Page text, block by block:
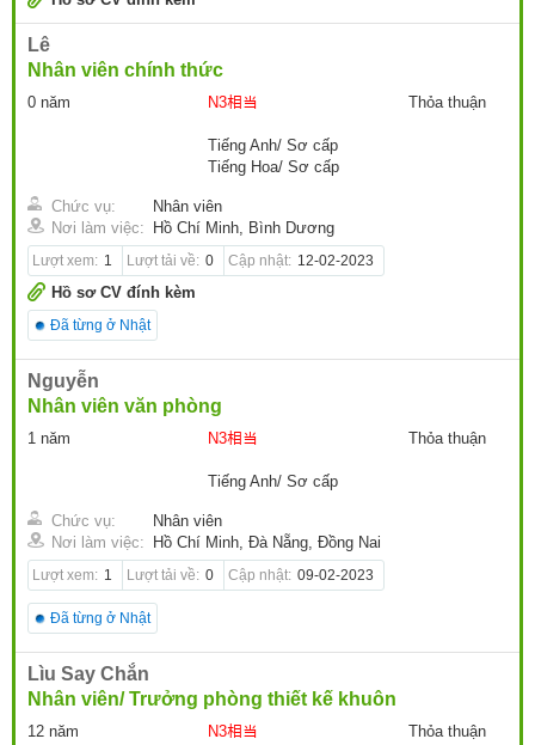
Lê
Nhân viên chính thức
0 năm N3相当
Tiếng Anh/ Sơ cấp
Tiếng Hoa/ Sơ cấp
Thỏa thuận
Chức vụ:
Nhân viên
Nơi làm việc:
Hồ Chí Minh, Bình Dương
Lượt xem: 1 Lượt tải về: 0 Cập nhật: 12-02-2023
Hồ sơ CV đính kèm
Đã từng ở Nhật
Nguyễn
Nhân viên văn phòng
1 năm N3相当
Tiếng Anh/ Sơ cấp
Thỏa thuận
Chức vụ:
Nhân viên
Nơi làm việc:
Hồ Chí Minh, Đà Nẵng, Đồng Nai
Lượt xem: 1 Lượt tải về: 0 Cập nhật: 09-02-2023
Đã từng ở Nhật
Lìu Say Chắn
Nhân viên/ Trưởng phòng thiết kế khuôn
12 năm N3相当 Thỏa thuận